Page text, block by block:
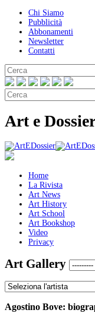
Chi Siamo
Pubblicità
Abbonamenti
Newsletter
Contatti
Art e
Home
La Rivista
Art News
Art History
Art School
Art Bookshop
Video
Privacy
Art Gallery
Agostino Bove: